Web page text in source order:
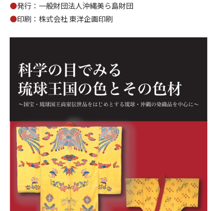
●発行： 一般財団法人沖縄美ら島財団
●印刷：株式会社 東洋企画印刷